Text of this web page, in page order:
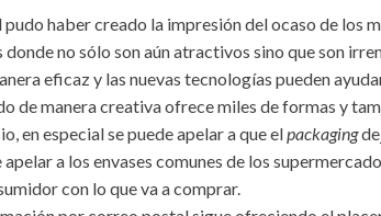
l
s
A
p
p
dI
n
pudo haber creado la impresión del ocaso de los
donde no sólo son aún atractivos sino que son
eficaz y las nuevas tecnologías pueden
de manera creativa ofrece miles de formas y
en especial se puede apelar a que el packaging
apelar a los envases comunes de los
con lo que va a comprar.